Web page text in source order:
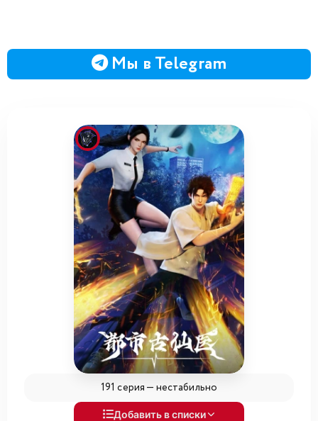
Мы в Telegram
191 серия — нестабильно
Добавить в списки